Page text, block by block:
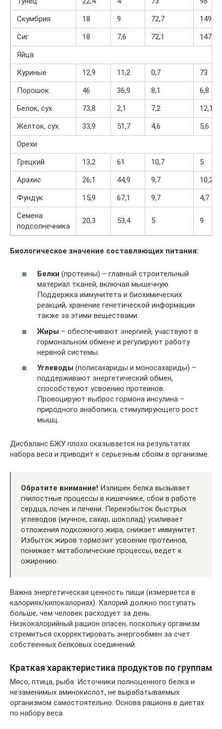
Скумбрия
18 9 72,7
149
Сиг
18 7,6 72,1
147
Яйца
Куриные
12,9 11,2 0,7
73
Порошок
46 36,9 8,1
6,8
Белок, сух.
73,8 2,1 7,2
12,1
Желток, сух.
33,9 51,7 4,6
5,6
Орехи
Грецкий
13,2 61 10,7
5
Арахис
26,1 44,9 9,7
10,2
Фундук
15,9 67,1 9,7
4,7
Семена
подсолнечника
20,3 53,4 5 9
Биологическое значение составляющих питания:
Белки (протеины) – главный строительный
материал тканей, включая мышечную.
Поддержка иммунитета и биохимических
реакций, хранение генетической информации
также за этими веществами.
Жиры – обеспечивают энергией, участвуют в
гормональном обмене и регулируют работу
нервной системы.
Углеводы (полисахариды и моносахариды) –
поддерживают энергетический обмен,
способствуют усвоению протеинов.
Провоцируют выброс гормона инсулина –
природного анаболика, стимулирующего рост
мышц.
Дисбаланс БЖУ плохо сказывается на результатах
набора веса и приводит к серьезным сбоям в организме.
Обратите внимание! Излишек белка вызывает
гнилостные процессы в кишечнике, сбои в работе
сердца, почек и печени. Переизбыток быстрых
углеводов (мучное, сахар, шоколад) усиливает
отложения подкожного жира, снижает иммунитет.
Избыток жиров тормозит усвоение протеинов,
понижает метаболические процессы, ведет к
ожирению.
Важна энергетическая ценность пищи (измеряется в
калориях/килокалориях). Калорий должно поступать
больше, чем человек расходует за день.
Низкокалорийный рацион опасен, поскольку организм
стремиться скорректировать энергообмен за счет
собственных белковых соединений.
Краткая характеристика продуктов по группам
Мясо, птица, рыба. Источники полноценного белка и
незаменимых аминокислот, не вырабатываемых
организмом самостоятельно. Основа рациона в диетах
по набору веса.